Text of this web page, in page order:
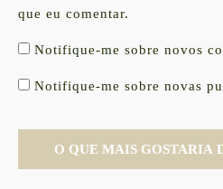
que eu comentar.
Notifique-me sobre novos
Notifique-me sobre novas